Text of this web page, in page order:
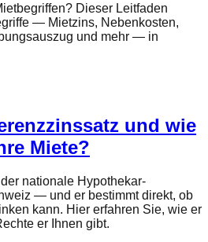
Dieser Leitfaden
— Mietzins, Nebenkosten,
und mehr — in
und wie
Miete?
nationale Hypothekar-
— und er bestimmt direkt, ob
kann. Hier erfahren Sie, wie er
er Ihnen gibt.